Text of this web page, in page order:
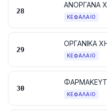
28
ΚΕΦΆΛΑΙΟ
29
ΟΡΓΑΝΙΚΑ
ΚΕΦΆΛΑΙΟ
30
ΚΕΦΆΛΑΙΟ